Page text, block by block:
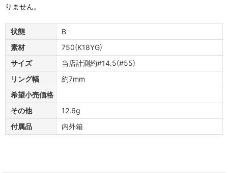
りません。
状態
B
素材
750(K18YG)
サイズ
当店計測約#14.5(#55)
リング幅
約7mm
希望小売価格
その他
12.6g
付属品
内外箱